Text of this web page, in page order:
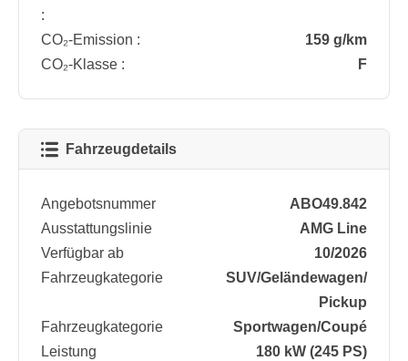
:
CO₂-Emission :
159 g/km
CO₂-Klasse :
F
Fahrzeugdetails
Angebotsnummer
ABO49.842
Ausstattungslinie
AMG Line
Verfügbar ab
10/2026
Fahrzeugkategorie
SUV/​Geländewagen/​
Pickup
Fahrzeugkategorie
Sportwagen/​Coupé
Leistung
180 kW (245 PS)